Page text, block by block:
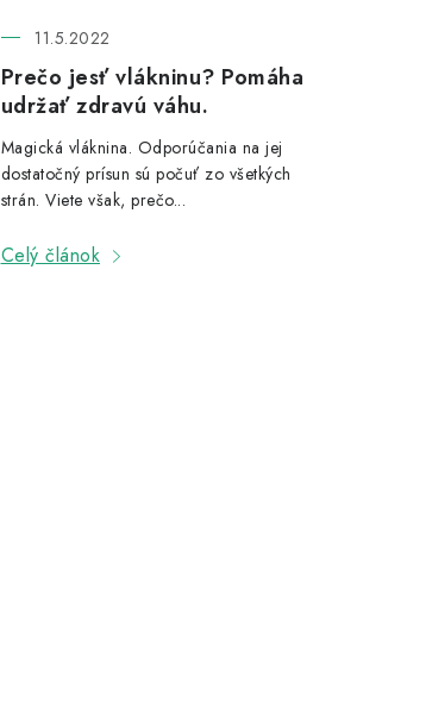
Prečo jesť vlákninu? Pomáha
udržať zdravú váhu.
11.5.2022
Magická vláknina. Odporúčania na jej
dostatočný prísun sú počuť zo všetkých
strán. Viete však, prečo...
Celý článok